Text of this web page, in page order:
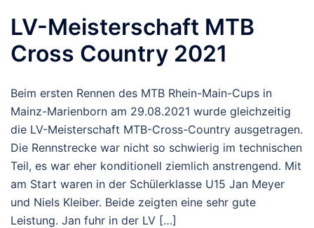
LV-Meisterschaft MTB
Cross Country 2021
Beim ersten Rennen des MTB Rhein-Main-Cups in
Mainz-Marienborn am 29.08.2021 wurde gleichzeitig
die LV-Meisterschaft MTB-Cross-Country ausgetragen.
Die Rennstrecke war nicht so schwierig im technischen
Teil, es war eher konditionell ziemlich anstrengend. Mit
am Start waren in der Schülerklasse U15 Jan Meyer
und Niels Kleiber. Beide zeigten eine sehr gute
Leistung. Jan fuhr in der LV […]